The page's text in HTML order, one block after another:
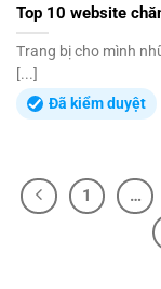
Top 10 website
Trang bị cho mình
[...]
Đã kiểm duyệt
1 …